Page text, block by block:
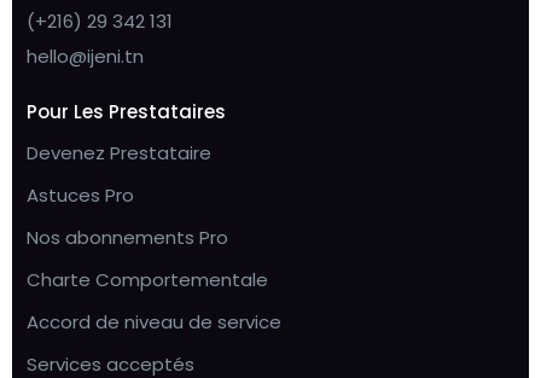
(+216) 29 342 131
hello@ijeni.tn
Pour Les Prestataires
Devenez Prestataire
Astuces Pro
Nos abonnements Pro
Charte Comportementale
Accord de niveau de service
Services acceptés